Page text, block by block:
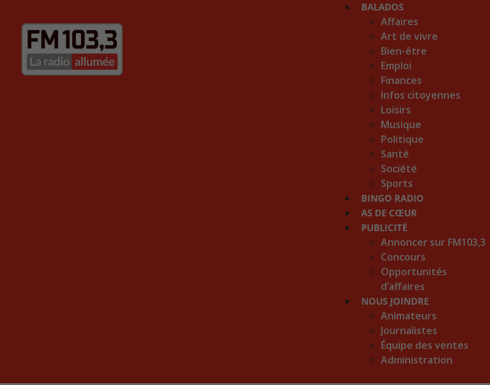
BALADOS
Affaires
Art de vivre
Bien-être
Emploi
Finances
Infos citoyennes
Loisirs
Musique
Politique
Santé
Société
Sports
BINGO RADIO
AS DE CŒUR
PUBLICITÉ
Annoncer sur FM103,3
Concours
Opportunités
d’affaires
NOUS JOINDRE
Animateurs
Journalistes
Équipe des ventes
Administration